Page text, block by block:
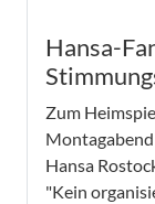
Hansa-
Zum
Montagabend
Hansa
"Kein